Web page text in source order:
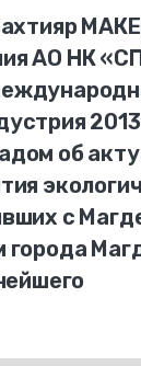
АО НК
об
с
города